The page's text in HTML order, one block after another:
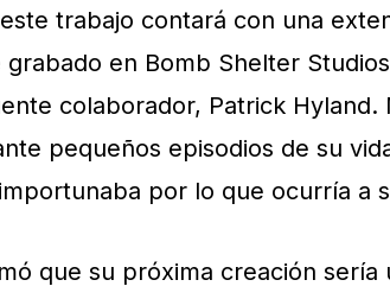
trabajo contará con una
en Bomb Shelter
colaborador, Patrick Hyland.
pequeños episodios de su
por lo que ocurría a
que su próxima creación